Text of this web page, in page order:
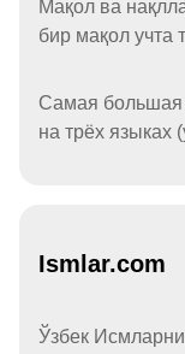
Мақол ва
бир мақол учта
Самая большая
на трёх языках
Ismlar.com
Ўзбек